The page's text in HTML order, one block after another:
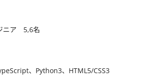
ニア　5,6名
、Python3、HTML5/CSS3